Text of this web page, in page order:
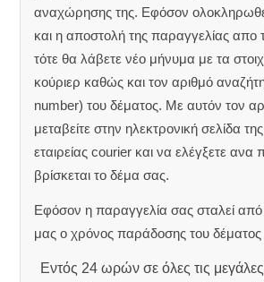
αναχώρησης της. Εφόσον
και η αποστολή της παραγγελίας απο
τότε θα λάβετε νέο μήνυμα με τα
κούριερ καθώς και τον αριθμό
number) του δέματος. Με αυτόν τον
μεταβείτε στην ηλεκτρονική σελίδα της
εταιρείας courier και να ελέγξετε
βρίσκεται το δέμα σας.
Εφόσον η παραγγελία σας σταλεί
μας ο χρόνος παράδοσης του δέματος
Εντός 24 ωρών σε όλες τις